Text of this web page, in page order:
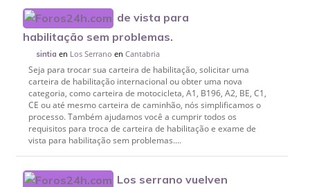
de vista para
habilitação sem problemas.
sintia en Los Serrano enCantabria
Seja para trocar sua carteira de habilitação, solicitar uma
carteira de habilitação internacional ou obter uma nova
categoria, como carteira de motocicleta, A1, B196, A2, BE, C1,
CE ou até mesmo carteira de caminhão, nós simplificamos o
processo. Também ajudamos você a cumprir todos os
requisitos para troca de carteira de habilitação e exame de
vista para habilitação sem problemas....
Los serrano vuelven